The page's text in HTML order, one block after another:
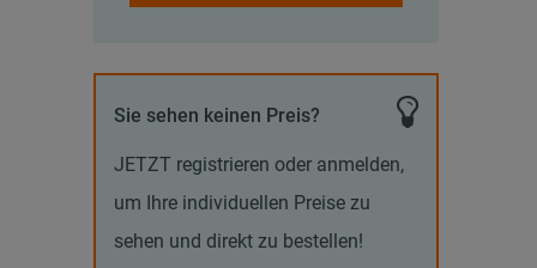
Sie sehen keinen Preis?
JETZT registrieren oder anmelden,
um Ihre individuellen Preise zu
sehen und direkt zu bestellen!